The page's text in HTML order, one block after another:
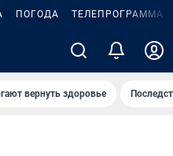
ПОГОДА ТЕЛЕПРОГРАММА
вернуть здоровье